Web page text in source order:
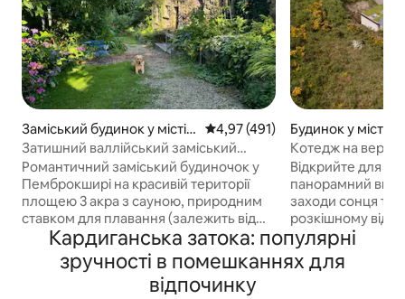
Заміський будинок у місті P
embrokeshire
Середня оцінка: 4,97 з 5,
4,97 (491)
Затишний валлійський заміський
будинок на ідилічній території площею
3 акри
Романтичний заміський будиночок у
Пемброкширі на красивій території
площею 3 акра з сауною, природним
ставком для плавання (залежить від
дощу), ігровою кімнатою та каяками.
Пагорб ходить по порогу, неподалік є
приголомшливі пляжі та скелі.
Зоряний погляд із зручного ліжка
Будинок у місті
Котедж на
з панорамним
Відкрийте для
панорамний вид
заходи сонця та
розкішному
заміському
спальнями.
розташуванню в
Кардиганська затока: популярні
зручності в помешканнях для
відпочинку